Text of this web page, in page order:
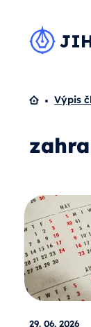
Domů
Výpis
29. 06. 2026